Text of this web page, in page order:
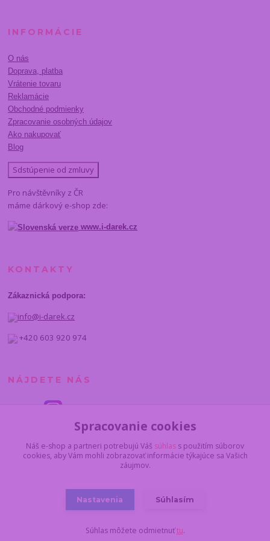
INFORMÁCIE
O nás
Doprava, platba
Vrátenie tovaru
Reklamácie
Obchodné podmienky
Zpracovanie osobných údajov
Ako nakupovať
Blog
Sdstúpenie od zmluvy
Pro návštěvníky z ČR
máme dárkový e-shop zde:
www.i-darek.cz
KONTAKTY
Zákaznická podpora:
info@i-darek.cz
+420 603 920 974
NÁJDETE NÁS
Vytvorené na
Eshop-rychlo.sk
Spracovanie cookies
Náš e-shop a partneri potrebujú Váš súhlas s použitím súborov
cookies, aby Vám mohli zobrazovať informácie týkajúce sa Vašich
záujmov.
Nastavenia Súhlasím
Súhlas môžete odmietnuťtu.